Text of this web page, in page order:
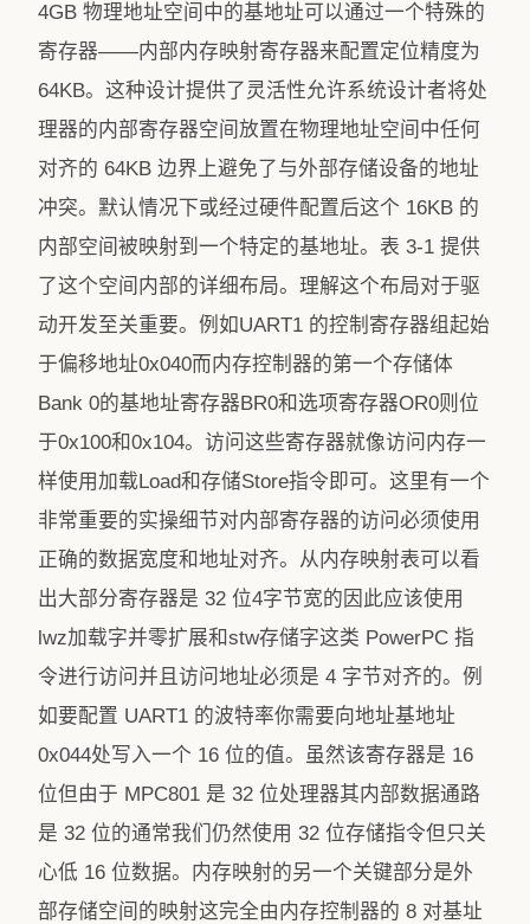
4GB 物理地址空间中的基地址可以通过一个特殊的
寄存器——内部内存映射寄存器来配置定位精度为
64KB。这种设计提供了灵活性允许系统设计者将处
理器的内部寄存器空间放置在物理地址空间中任何
对齐的 64KB 边界上避免了与外部存储设备的地址
冲突。默认情况下或经过硬件配置后这个 16KB 的
内部空间被映射到一个特定的基地址。表 3-1 提供
了这个空间内部的详细布局。理解这个布局对于驱
动开发至关重要。例如UART1 的控制寄存器组起始
于偏移地址0x040而内存控制器的第一个存储体
Bank 0的基地址寄存器BR0和选项寄存器OR0则位
于0x100和0x104。访问这些寄存器就像访问内存一
样使用加载Load和存储Store指令即可。这里有一个
非常重要的实操细节对内部寄存器的访问必须使用
正确的数据宽度和地址对齐。从内存映射表可以看
出大部分寄存器是 32 位4字节宽的因此应该使用
lwz加载字并零扩展和stw存储字这类 PowerPC 指
令进行访问并且访问地址必须是 4 字节对齐的。例
如要配置 UART1 的波特率你需要向地址基地址
0x044处写入一个 16 位的值。虽然该寄存器是 16
位但由于 MPC801 是 32 位处理器其内部数据通路
是 32 位的通常我们仍然使用 32 位存储指令但只关
心低 16 位数据。内存映射的另一个关键部分是外
部存储空间的映射这完全由内存控制器的 8 对基址